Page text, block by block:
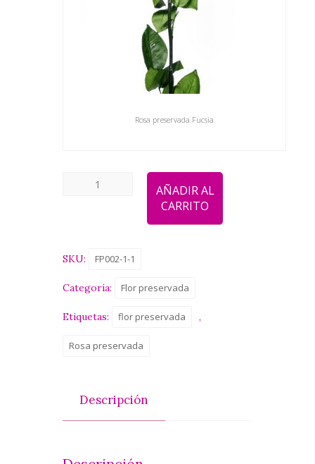
Rosa preservada Fucsia
AÑADIR AL
CARRITO
SKU: FP002-1-1
Categoría: Flor preservada
Etiquetas: flor preservada ,
Rosa preservada
Descripción